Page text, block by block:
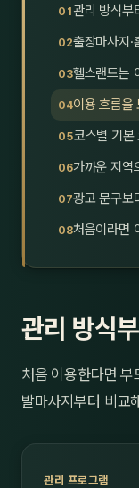
관리 방식부
출장마사지·
헬스랜드는
이용 흐름을
코스별 기본
가까운 지역
광고 문구보
처음이라면
관리 방식
처음 이용한다면
발마사지부터 비교
관리 프로그램